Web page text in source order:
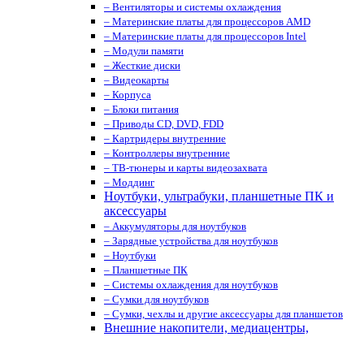
– Вентиляторы и системы охлаждения
– Материнские платы для процессоров AMD
– Материнские платы для процессоров Intel
– Модули памяти
– Жесткие диски
– Видеокарты
– Корпуса
– Блоки питания
– Приводы CD, DVD, FDD
– Картридеры внутренние
– Контроллеры внутренние
– ТВ-тюнеры и карты видеозахвата
– Моддинг
Ноутбуки, ультрабуки, планшетные ПК и
аксессуары
– Аккумуляторы для ноутбуков
– Зарядные устройства для ноутбуков
– Ноутбуки
– Планшетные ПК
– Системы охлаждения для ноутбуков
– Сумки для ноутбуков
– Сумки, чехлы и другие аксессуары для планшетов
Внешние накопители, медиацентры,